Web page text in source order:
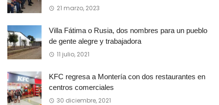
21 marzo, 2023
Villa Fátima o Rusia, dos nombres para un pueblo
de gente alegre y trabajadora
11 julio, 2021
KFC regresa a Montería con dos restaurantes en
centros comerciales
30 diciembre, 2021